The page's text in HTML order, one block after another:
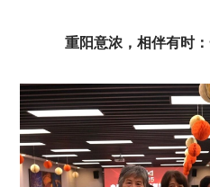
重阳意浓，相伴有时